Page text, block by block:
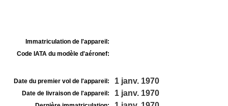
Immatriculation de l'appareil:
Code IATA du modèle d'aéronef:
Date du premier vol de l'appareil: 1 janv. 1970
Date de livraison de l'appareil: 1 janv. 1970